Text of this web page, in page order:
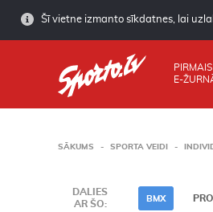
Šī vietne izmanto sīkdatnes, lai
E-
SĀKUMS SPORTA VEIDI
DALIES
AR ŠO:
BMX